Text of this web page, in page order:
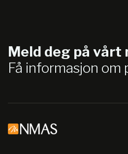
Meld deg på vårt
Få informasjon